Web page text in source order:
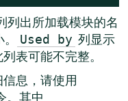
列出所加载模块的名
Used by 列显示
表可能不完整。
息，请使用
。其中